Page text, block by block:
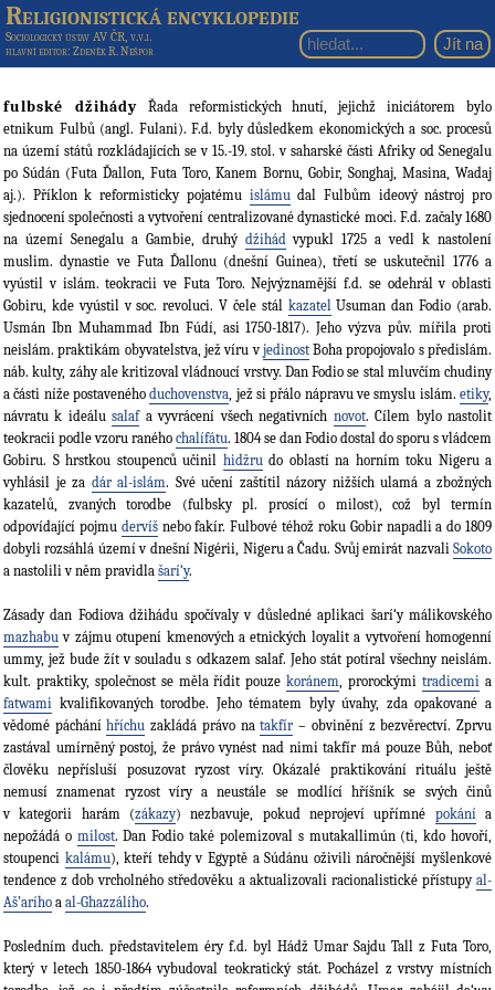
Religionistická encyklopedie
Sociologický ústav AV ČR, v.v.i.
hlavní editor: Zdeněk R. Nešpor
fulbské džihádyŘada reformistických hnutí, jejichž iniciátorem bylo
etnikum Fulbů (angl. Fulani). F.d. byly důsledkem ekonomických a soc. procesů
na území států rozkládajících se v 15.-19. stol. v saharské části Afriky od Senegalu
po Súdán (Futa Ďallon, Futa Toro, Kanem Bornu, Gobir, Songhaj, Masina, Wadaj
aj.). Příklon k reformisticky pojatému islámudal Fulbům ideový nástroj pro
sjednocení společnosti a vytvoření centralizované dynastické moci. F.d. začaly 1680
na území Senegalu a Gambie, druhý džihádvypukl 1725 a vedl k nastolení
muslim. dynastie ve Futa Ďallonu (dnešní Guinea), třetí se uskutečnil 1776 a
vyústil v islám. teokracii ve Futa Toro. Nejvýznamější f.d. se odehrál v oblasti
Gobiru, kde vyústil v soc. revoluci. V čele stál kazatelUsuman dan Fodio (arab.
Usmán Ibn Muhammad Ibn Fúdí, asi 1750-1817). Jeho výzva pův. mířila proti
neislám. praktikám obyvatelstva, jež víru v jedinostBoha propojovalo s předislám.
náb. kulty, záhy ale kritizoval vládnoucí vrstvy. Dan Fodio se stal mluvčím chudiny
a části níže postavenéhoduchovenstva, jež si přálo nápravu ve smyslu islám.etiky,
návratu k ideálusalafa vyvrácení všech negativních novot. Cílem bylo nastolit
teokracii podle vzoru raného chalífátu. 1804 se dan Fodio dostal do sporu s vládcem
Gobiru. S hrstkou stoupenců učinil hidžrudo oblastí na horním toku Nigeru a
vyhlásil je za dár al-islám. Své učení zaštítil názory nižších ulamá a zbožných
kazatelů, zvaných torodbe (fulbsky pl. prosící o milost), což byl termín
odpovídající pojmu dervíšnebo fakír. Fulbové téhož roku Gobir napadli a do 1809
dobyli rozsáhlá území v dnešní Nigérii, Nigeru a Čadu. Svůj emirát nazvali Sokoto
a nastolili v něm pravidla šarí‘y.
Zásady dan Fodiova džihádu spočívaly v důsledné aplikaci šarí‘y málikovského
mazhabu v zájmu otupení kmenových a etnických loyalit a vytvoření homogenní
ummy, jež bude žít v souladu s odkazem salaf. Jeho stát potíral všechny neislám.
kult. praktiky, společnost se měla řídit pouzekoránem, prorockýmitradicemi a
fatwami kvalifikovaných torodbe. Jeho tématem byly úvahy, zda opakované a
vědomé pácháníhříchu zakládá právo natakfír – obvinění z bezvěrectví. Zprvu
zastával umírněný postoj, že právo vynést nad nimi takfír má pouze Bůh, neboť
člověku nepřísluší posuzovat ryzost víry. Okázalé praktikování rituálu ještě
nemusí znamenat ryzost víry a neustále se modlící hříšník se svých činů
v kategorii harám (zákazy) nezbavuje, pokud neprojeví upřímné pokánía
nepožádá o milost. Dan Fodio také polemizoval s mutakallimún (ti, kdo hovoří,
stoupenci kalámu), kteří tehdy v Egyptě a Súdánu oživili náročnější myšlenkové
tendence z dob vrcholného středověku a aktualizovali racionalistické přístupy al-
Aš’arího a al-Ghazzálího.
Posledním duch. představitelem éry f.d. byl Hádž Umar Sajdu Tall z Futa Toro,
který v letech 1850-1864 vybudoval teokratický stát. Pocházel z vrstvy místních